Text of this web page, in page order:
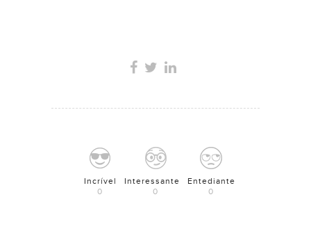
Entediante
0
Incrível
0
Interessante
0